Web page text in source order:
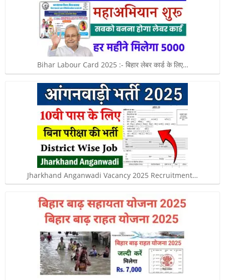
Bihar Labour Card 2025 :- बिहार लेबर कार्ड के लिए…
Jharkhand Anganwadi Vacancy 2025 Recruitment…